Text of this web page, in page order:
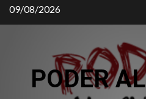
Saltar
al
09/08/2026
PODER